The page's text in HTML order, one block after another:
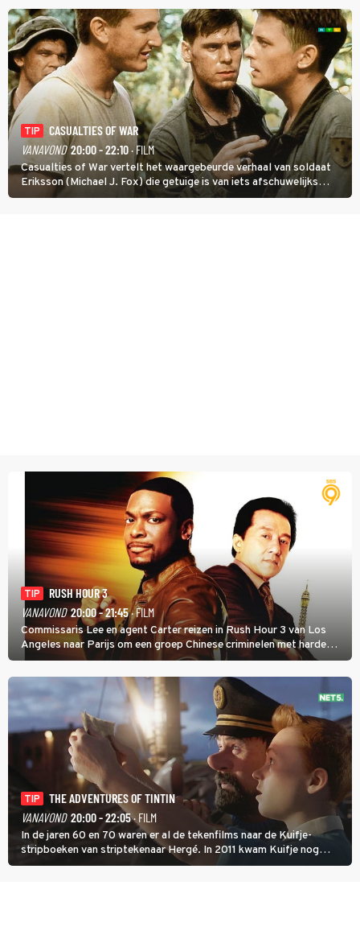
TIP
CASUALTIES OF WAR
VANAVOND 20:00 - 22:10· FILM
Casualties of War vertelt het waargebeurde verhaal van soldaat
Eriksson (Michael J. Fox) die getuige is van iets afschuwelijks
tijdens de Vietnamoorlog. Hij besluit uit de school te klappen.
TIP
RUSH HOUR 3
VANAVOND 20:00 - 21:45· FILM
Commissaris Lee en agent Carter reizen in Rush Hour 3 van Los
Angeles naar Parijs om een groep Chinese criminelen met harde
hand aan te pakken.
TIP
THE ADVENTURES OF TINTIN
VANAVOND 20:00 - 22:05· FILM
In de jaren 60 en 70 waren er al de tekenfilms naar de Kuifje-
stripboeken van striptekenaar Hergé. In 2011 kwam Kuifje nog
meer tot leven in The Adventures of Tintin van Steven Spielberg.